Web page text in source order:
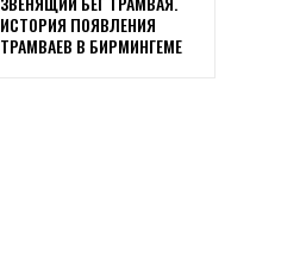
ИСТОРИЯ ПОЯВЛЕНИЯ
ТРАМВАЕВ В БИРМИНГЕМЕ